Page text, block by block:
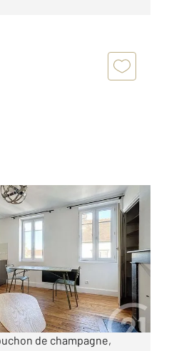
à louer
de champagne,